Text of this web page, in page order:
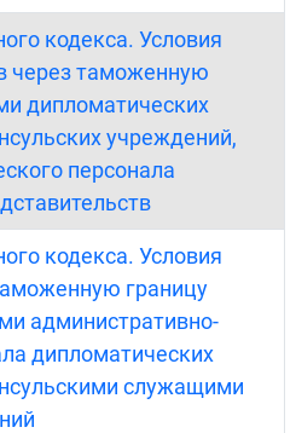
кодекса. Условия
через таможенную
дипломатических
учреждений,
персонала
кодекса. Условия
границу
административно-
дипломатических
служащими